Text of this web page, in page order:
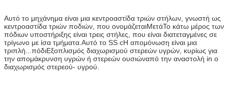
Αυτό το μηχάνημα είναι μια κεντροαστίδα τριών στήλων, γνωστή ως
κεντροαστίδα τριών ποδιών, που ονομάζεταιΜετάΤο κάτω μέρος των
πόδιων υποστήριξης είναι τρεις στήλες, που είναι διατεταγμένες σε
τρίγωνο με ίσα τμήματα. Αυτό το SS cΗ απομόνωση είναι μια
τριπλή... πόδιΕξοπλισμός διαχωρισμού στερεών υγρών, κυρίως για
την απομάκρυνση υγρών ή στερεών ουσιώναπό την αναστολή in ο
διαχωρισμός στερεού- υγρού.